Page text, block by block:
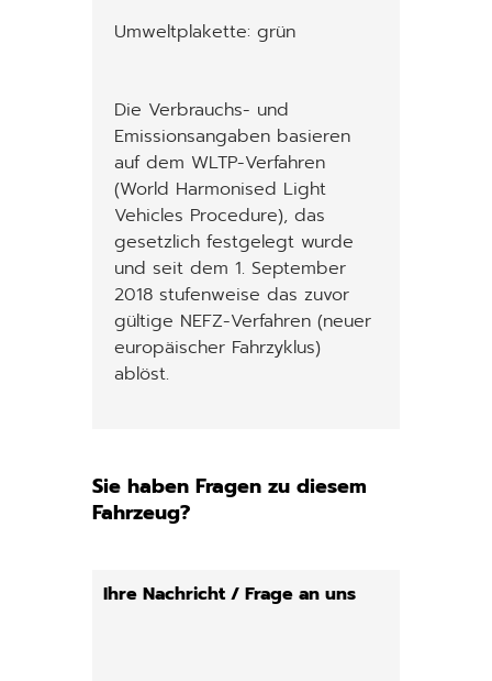
Umweltplakette: grün
Die Verbrauchs- und
Emissionsangaben basieren
auf dem WLTP-Verfahren
(World Harmonised Light
Vehicles Procedure), das
gesetzlich festgelegt wurde
und seit dem 1. September
2018 stufenweise das zuvor
gültige NEFZ-Verfahren (neuer
europäischer Fahrzyklus)
ablöst.
Sie haben Fragen zu diesem
Fahrzeug?